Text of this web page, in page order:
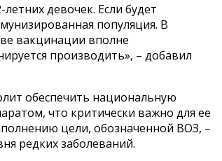
девочек. Если будет
популяция. В
вакцинации вполне
производить», – добавил
обеспечить национальную
что критически важно для ее
цели, обозначенной ВОЗ, –
редких заболеваний.